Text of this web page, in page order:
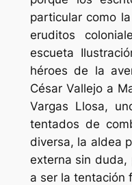
particular como
eruditos
escueta
héroes de la
César Vallejo a
Vargas Llosa,
tentados de
diversa, la aldea
externa sin duda,
a ser la tentación